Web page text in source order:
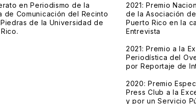
en Periodismo de la
de Comunicación del Recinto
de la Universidad de
2021: Premio
de la Asociación
Puerto Rico en la
Entrevista
2021: Premio a la
Periodística del
por Reportaje de
2020: Premio
Press Club a la
y por un Servicio